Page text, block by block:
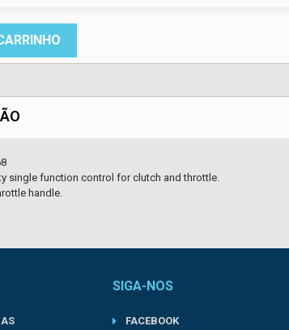
single function control for clutch and throttle.
handle.
SIGA-NOS
FACEBOOK